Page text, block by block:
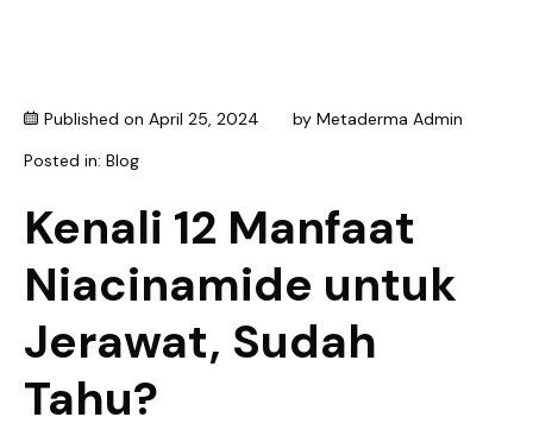
Published on April 25, 2024 by Metaderma Admin
Posted in: Blog
Kenali 12 Manfaat
Niacinamide untuk
Jerawat, Sudah
Tahu?